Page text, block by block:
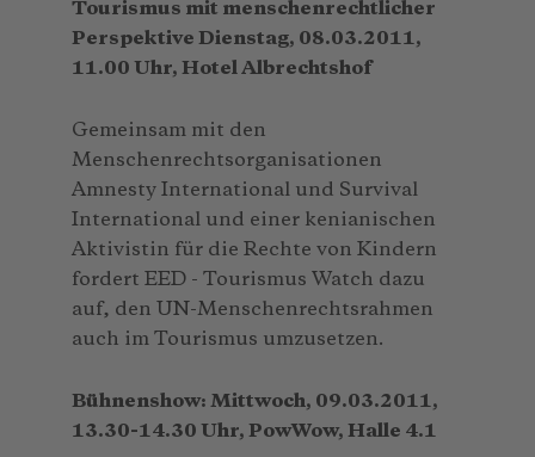
Tourismus mit menschenrechtlicher
Perspektive Dienstag, 08.03.2011,
11.00 Uhr, Hotel Albrechtshof
Gemeinsam mit den
Menschenrechtsorganisationen
Amnesty International und Survival
International und einer kenianischen
Aktivistin für die Rechte von Kindern
for­dert EED - Tourismus Watch dazu
auf, den UN-Menschenrechtsrahmen
auch im Tourismus umzusetzen.
Bühnenshow: Mittwoch, 09.03.2011,
13.30-14.30 Uhr, PowWow, Halle 4.1